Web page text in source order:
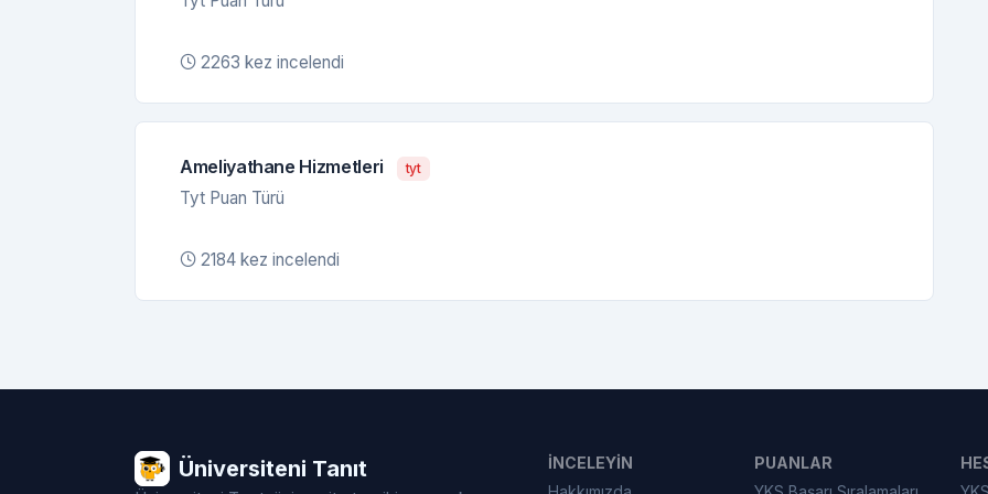
2263 kez incelendi
Ameliyathane Hizmetleri tyt
Tyt Puan Türü
2184 kez incelendi
Üniversiteni Tanıt
İNCELEYIN
PUANLAR